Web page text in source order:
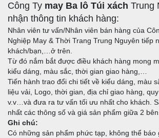
Công Ty may Ba lô Túi xách Trung
nhận thông tin khách hàng:
Nhân viên tư vấn/Nhân viên bán hàng của
Nghiệp May & Thời Trang Trung Nguyên tiếp
khách/bạn,…ở trên.
Từ đó nắm bắt được điều khách hàng mong
kiểu dáng, màu sắc, thời gian giao hàng,…
Tiến hành trao đổi chi tiết về kiểu dáng, màu
liệu vải, Logo, thời gian, địa chỉ giao hàng,
v.v…và đưa ra tư vấn tối ưu nhất cho khách.
nhất các thông số và giá sản phẩm giữa 2
Ghi chú:
Có những sản phẩm phức tạp, không thể